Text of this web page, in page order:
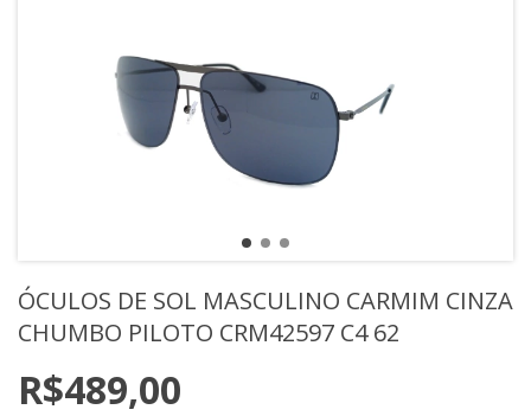
ÓCULOS DE SOL MASCULINO CARMIM CINZA
CHUMBO PILOTO CRM42597 C4 62
R$489,00